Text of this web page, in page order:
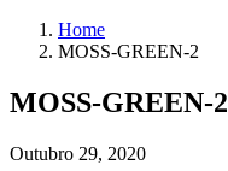
Home
MOSS-GREEN-2
MOSS-GREEN-2
Outubro 29, 2020